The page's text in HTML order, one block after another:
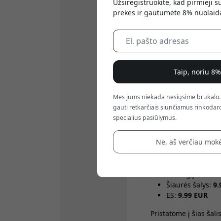
Kainos
Visos kainos
Mokėjimo būdai
Stripe, Apple Pay &
Darbo dienomis
transporto
Pristatymas ir
Pristatymas
Pristatymo išlaidos:
Švedija:
Danija:
Šiaurės šalys:
ES: 9.99 EUR
Pristatome į šias
Užsiregistruokite, kad pirmieji
prekes ir gautumėte 8%
Taip, noriu
Mes jums niekada nesiųsime
gauti retkarčiais siunčiamus
specialius pasiūlymus.
Ne, aš verčiau